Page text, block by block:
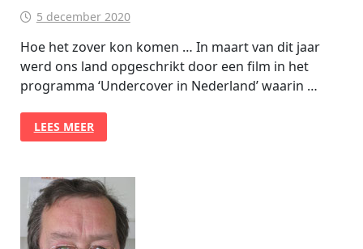
5 december 2020
Hoe het zover kon komen … In maart van dit jaar
werd ons land opgeschrikt door een film in het
programma ‘Undercover in Nederland’ waarin …
WERKHONDEN
ONDER
VUUR
LEES MEER